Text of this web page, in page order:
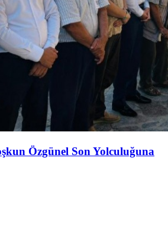
Özgünel Son Yolculuğuna